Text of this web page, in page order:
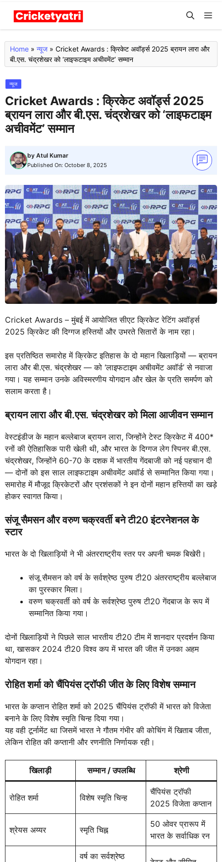
Skip
content
Home » न्यूज » Cricket Awards : क्रिकेट अवॉर्ड्स 2025 ब्रायन लारा और
बी.एस. चंद्रशेखर को ‘लाइफटाइम अचीवमेंट’ सम्मान
न्यूज
Cricket Awards : क्रिकेट अवॉर्ड्स 2025
ब्रायन लारा और बी.एस. चंद्रशेखर को ‘लाइफटाइम
अचीवमेंट’ सम्मान
by Atul Kumar
Published On: October 8, 2025
Cricket Awards – मुंबई में आयोजित सीएट क्रिकेट रेटिंग अवॉर्ड्स
2025 क्रिकेट की दिग्गज हस्तियों और उभरते सितारों के नाम रहा।
इस प्रतिष्ठित समारोह में क्रिकेट इतिहास के दो महान खिलाड़ियों — ब्रायन
लारा और बी.एस. चंद्रशेखर — को ‘लाइफटाइम अचीवमेंट अवॉर्ड’ से नवाजा
गया। यह सम्मान उनके अविस्मरणीय योगदान और खेल के प्रति समर्पण को
सलाम करता है।
ब्रायन लारा और बी.एस. चंद्रशेखर को मिला आजीवन सम्मान
वेस्टइंडीज के महान बल्लेबाज ब्रायन लारा, जिन्होंने टेस्ट क्रिकेट में 400*
रनों की ऐतिहासिक पारी खेली थी, और भारत के दिग्गज लेग स्पिनर बी.एस.
चंद्रशेखर, जिन्होंने 60-70 के दशक में भारतीय गेंदबाजी को नई पहचान दी
— दोनों को इस साल लाइफटाइम अचीवमेंट अवॉर्ड से सम्मानित किया गया।
समारोह में मौजूद क्रिकेटरों और प्रशंसकों ने इन दोनों महान हस्तियों का खड़े
होकर स्वागत किया।
संजू सैमसन और वरुण चक्रवर्ती बने टी20 इंटरनेशनल के
स्टार
भारत के दो खिलाड़ियों ने भी अंतरराष्ट्रीय स्तर पर अपनी चमक बिखेरी।
संजू सैमसन को वर्ष के सर्वश्रेष्ठ पुरुष टी20 अंतरराष्ट्रीय बल्लेबाज
का पुरस्कार मिला।
वरुण चक्रवर्ती को वर्ष के सर्वश्रेष्ठ पुरुष टी20 गेंदबाज के रूप में
सम्मानित किया गया।
दोनों खिलाड़ियों ने पिछले साल भारतीय टी20 टीम में शानदार प्रदर्शन किया
था, खासकर 2024 टी20 विश्व कप में भारत की जीत में उनका अहम
योगदान रहा।
रोहित शर्मा को चैंपियंस ट्रॉफी जीत के लिए विशेष सम्मान
भारत के कप्तान रोहित शर्मा को 2025 चैंपियंस ट्रॉफी में भारत को विजेता
बनाने के लिए विशेष स्मृति चिन्ह दिया गया।
यह वही टूर्नामेंट था जिसमें भारत ने गौतम गंभीर की कोचिंग में खिताब जीता,
लेकिन रोहित की कप्तानी और रणनीति निर्णायक रही।
खिलाड़ी सम्मान / उपलब्धि श्रेणी
रोहित शर्मा विशेष स्मृति चिन्ह
चैंपियंस ट्रॉफी
2025 विजेता कप्तान
श्रेयस अय्यर स्मृति चिह्न
50 ओवर प्रारूप में
भारत के सर्वाधिक रन
वर्ष का सर्वश्रेष्ठ